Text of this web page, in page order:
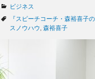
カ
テ
ゴ
ビジネス
タ
グ
『スピーチコーチ・森裕喜子
スノウハウ 森裕喜子